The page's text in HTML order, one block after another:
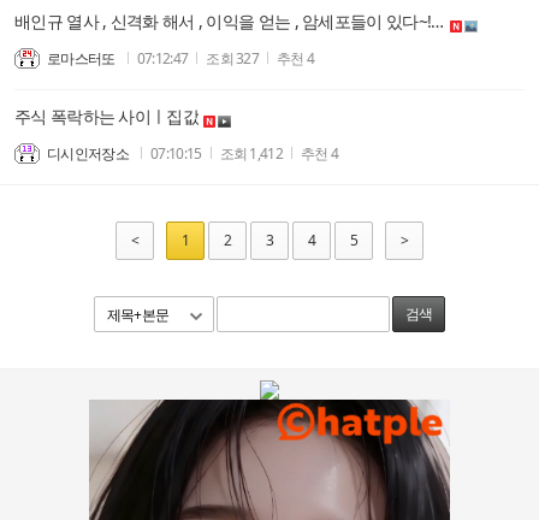
배인규 열사 , 신격화 해서 , 이익을 얻는 , 암세포들이 있다~!! 마약우울증을 , 신격화 한다??
로마스터또 07:12:47 조회327 추천 4
주식 폭락하는 사이ㅣ집값
디시인저장소 07:10:15 조회 1,412 추천 4
< 1 2 3 4 5 >
제목+본문 검색